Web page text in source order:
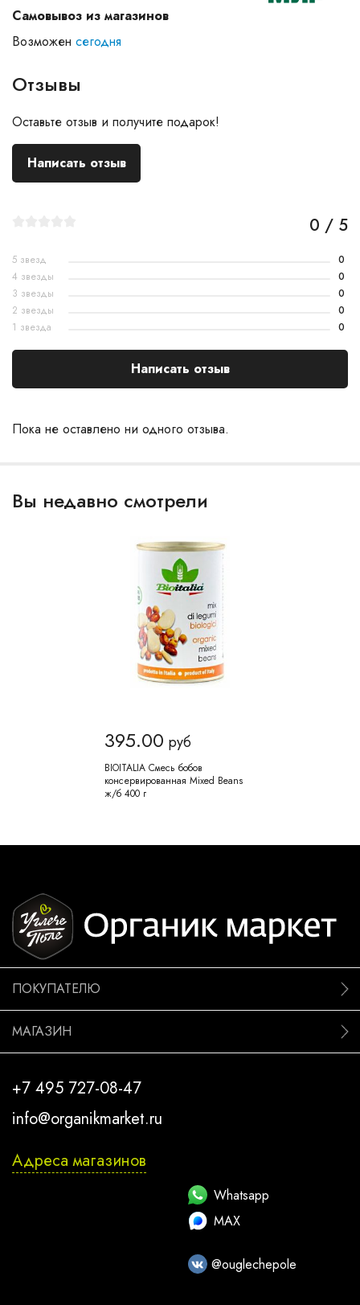
Самовывоз из магазинов
Возможен сегодня
Отзывы
Оставьте отзыв и получите подарок!
Написать отзыв
Пока не оставлено ни одного отзыва.
0 / 5
5 звезд
0
4 звезды
0
3 звезды
0
2 звезды
0
1 звезда
0
Написать отзыв
Вы недавно смотрели
395.00 руб
BIOITALIA Смесь бобов
консервированная Mixed Beans
ж/б 400 г
ПОКУПАТЕЛЮ
МАГАЗИН
+7 495 727-08-47
info@organikmarket.ru
Адреса магазинов
Whatsapp
MAX
@ouglechepole